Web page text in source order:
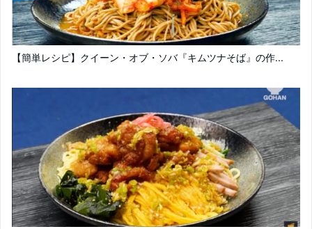
【簡単レシピ】クイーン・オブ・ソバ『キムツナそば』の作...